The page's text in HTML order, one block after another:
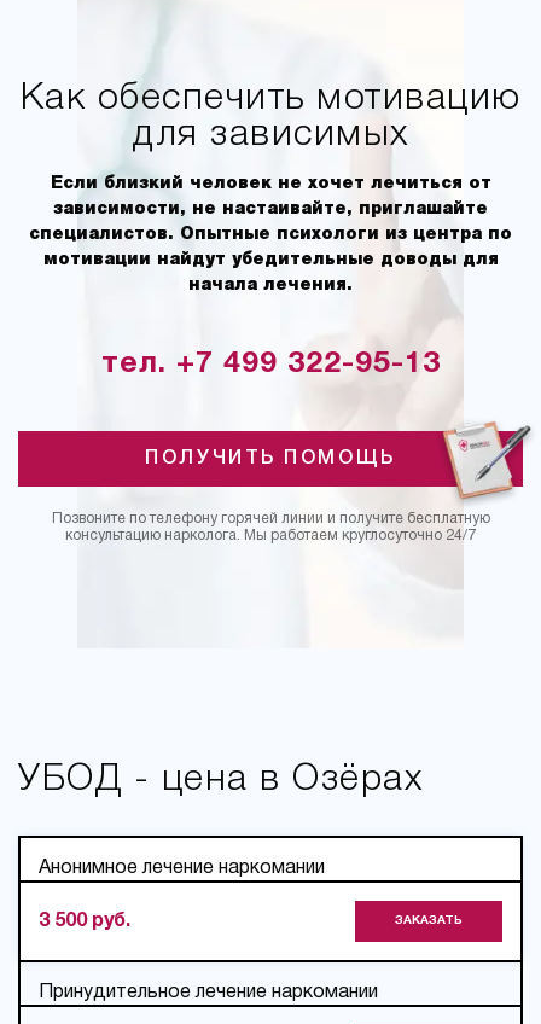
Как обеспечить мотивацию
для зависимых
Если близкий человек не хочет лечиться от
зависимости, не настаивайте, приглашайте
специалистов. Опытные психологи из центра по
мотивации найдут убедительные доводы для
начала лечения.
тел. +7 499 322-95-13
ПОЛУЧИТЬ ПОМОЩЬ
Позвоните по телефону горячей линии и получите бесплатную
консультацию нарколога. Мы работаем круглосуточно 24/7
УБОД - цена в Озёрах
Анонимное лечение наркомании
3 500 руб. ЗАКАЗАТЬ
Принудительное лечение наркомании